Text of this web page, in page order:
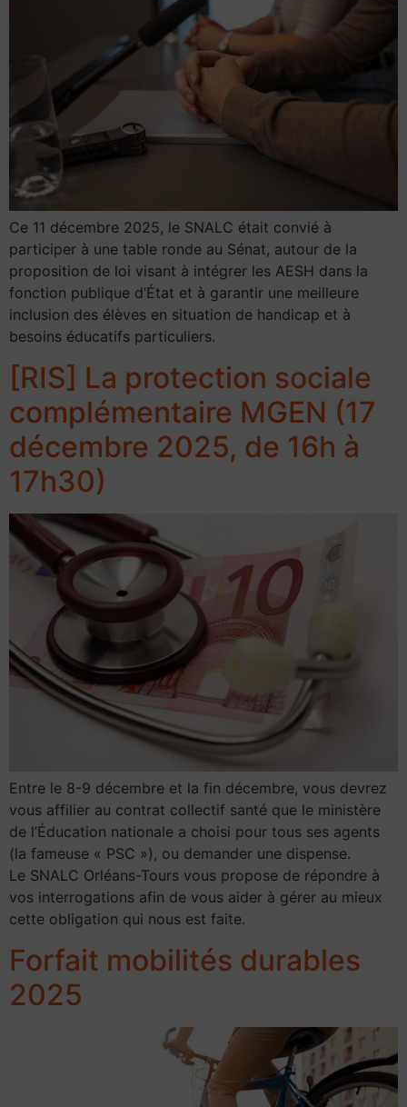
Ce 11 décembre 2025, le SNALC était convié à
participer à une table ronde au Sénat, autour de la
proposition de loi visant à intégrer les AESH dans la
fonction publique d’État et à garantir une meilleure
inclusion des élèves en situation de handicap et à
besoins éducatifs particuliers.
[RIS] La protection sociale
complémentaire MGEN (17
décembre 2025, de 16h à
17h30)
Entre le 8-9 décembre et la fin décembre, vous devrez
vous affilier au contrat collectif santé que le ministère
de l’Éducation nationale a choisi pour tous ses agents
(la fameuse « PSC »), ou demander une dispense.
Le SNALC Orléans-Tours vous propose de répondre à
vos interrogations afin de vous aider à gérer au mieux
cette obligation qui nous est faite.
Forfait mobilités durables
2025